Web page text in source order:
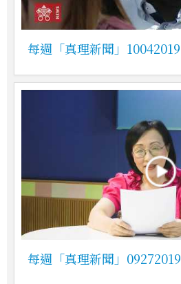
每週「真理新聞」10042019
每週「真理新聞」09272019